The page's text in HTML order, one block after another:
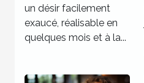
un désir facilement
exaucé, réalisable en
quelques mois et à la...